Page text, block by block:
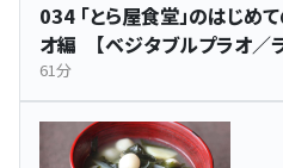
034 「とら屋食堂」のはじめ
オ編 【ベジタブルプラオ／
61分